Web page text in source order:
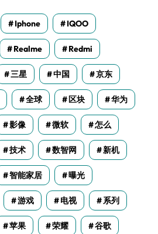
Iphone IQOO
Realme Redmi
三星 中国 京东
全球 区块 华为
影像 微软 怎么
技术 数智网 新机
智能家居 曝光
游戏 电视 系列
苹果 荣耀 谷歌